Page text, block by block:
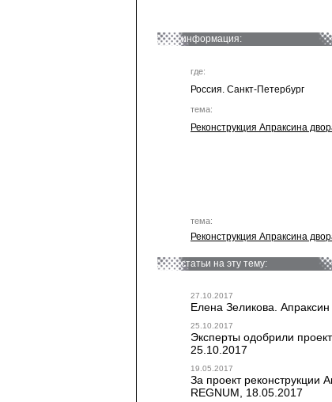
информация:
где:
Россия. Санкт-Петербург
тема:
Реконструкция Апраксина
тема:
Реконструкция Апраксина
статьи на эту тему:
27.10.2017
Елена Зеликова.
25.10.2017
Эксперты одобрили
25.10.2017
19.05.2017
За проект реконструкции
REGNUM, 18.05.2017